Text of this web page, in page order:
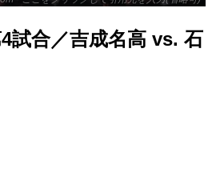
試合／吉成名高 vs. 石